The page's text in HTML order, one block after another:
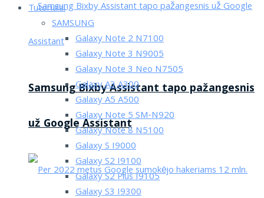
Samsung Bixby Assistant tapo pažangesnis
už Google Assistant
Tutorialai
SAMSUNG
Galaxy Note 2 N7100
Galaxy Note 3 N9005
Galaxy Note 3 Neo N7505
Galaxy A3 A300
Galaxy A5 A500
Galaxy Note 5 SM-N920
Galaxy Note 8 N5100
Galaxy S I9000
Galaxy S2 I9100
Galaxy S2 Plus I9105
Galaxy S3 I9300